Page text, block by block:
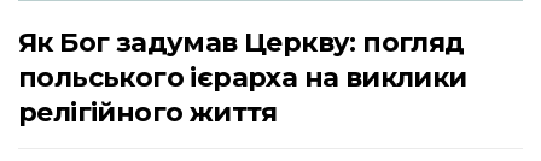
Як Бог задумав Церкву: погляд
польського ієрарха на виклики
релігійного життя